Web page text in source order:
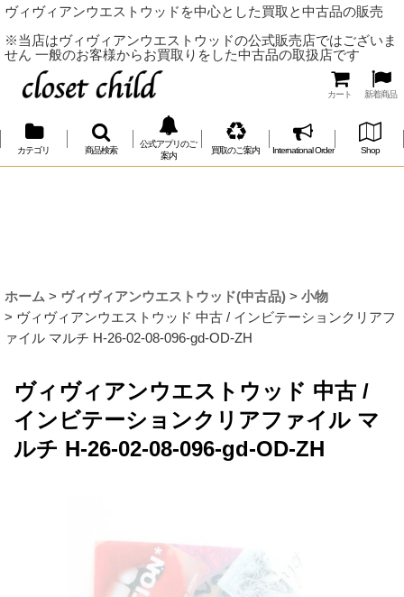
ヴィヴィアンウエストウッドを中心とした買取と中古品の販売
※当店はヴィヴィアンウエストウッドの公式販売店ではございま
せん 一般のお客様からお買取りをした中古品の取扱店です
カート 新着商品
カテゴリ 商品検索
公式アプリのご
案内
買取のご案内 International Order Shop
ホーム > ヴィヴィアンウエストウッド(中古品) > 小物
> ヴィヴィアンウエストウッド 中古 / インビテーションクリアフ
ァイル マルチ H-26-02-08-096-gd-OD-ZH
ヴィヴィアンウエストウッド 中古 /
インビテーションクリアファイル マ
ルチ H-26-02-08-096-gd-OD-ZH